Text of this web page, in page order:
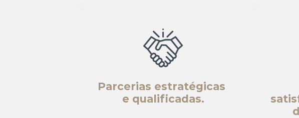
Parcerias estratégicas
e qualificadas.